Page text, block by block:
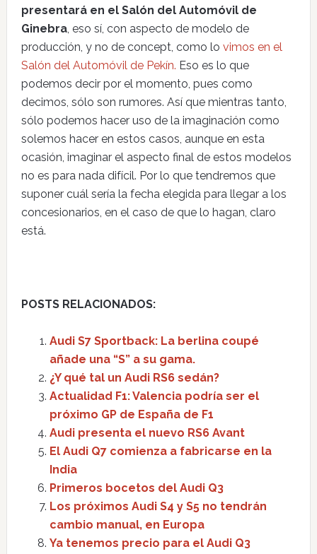
presentará en el Salón del Automóvil de
Ginebra, eso sí, con aspecto de modelo de
producción, y no de concept, como lo vimos en el
Salón del Automóvil de Pekín. Eso es lo que
podemos decir por el momento, pues como
decimos, sólo son rumores. Así que mientras tanto,
sólo podemos hacer uso de la imaginación como
solemos hacer en estos casos, aunque en esta
ocasión, imaginar el aspecto final de estos modelos
no es para nada difícil. Por lo que tendremos que
suponer cuál sería la fecha elegida para llegar a los
concesionarios, en el caso de que lo hagan, claro
está.
POSTS RELACIONADOS:
Audi S7 Sportback: La berlina coupé
añade una “S” a su gama.
¿Y qué tal un Audi RS6 sedán?
Actualidad F1: Valencia podría ser el
próximo GP de España de F1
Audi presenta el nuevo RS6 Avant
El Audi Q7 comienza a fabricarse en la
India
Primeros bocetos del Audi Q3
Los próximos Audi S4 y S5 no tendrán
cambio manual, en Europa
Ya tenemos precio para el Audi Q3